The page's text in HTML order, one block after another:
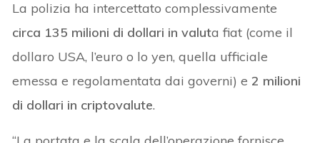
La polizia ha intercettato complessivamente
circa 135 milioni di dollari in valuta fiat (come il
dollaro USA, l’euro o lo yen, quella ufficiale
emessa e regolamentata dai governi) e2 milioni
di dollari in criptovalute.